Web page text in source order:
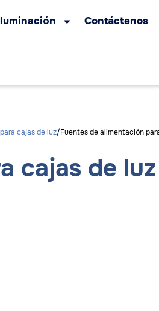
Contáctenos
cajas de luz Fuentes de alimentación
cajas de